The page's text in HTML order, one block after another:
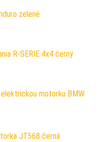
zelené
R-SERIE 4x4 černý
elektrickou motorku BMW
JT568 černá